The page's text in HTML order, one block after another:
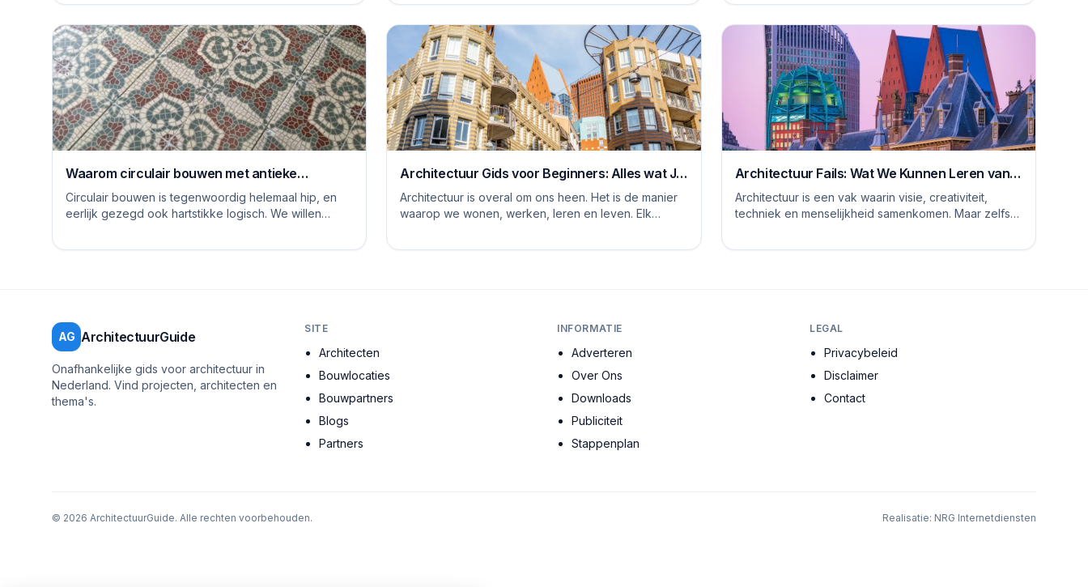
Waarom circulair bouwen met antieke
vloertegels een goed idee is
Circulair bouwen is tegenwoordig helemaal hip, en
eerlijk gezegd ook hartstikke logisch. We willen
Architectuur Gids voor Beginners: Alles wat Je
Moet Weten
Architectuur is overal om ons heen. Het is de manier
waarop we wonen, werken, leren en leven. Elk
Architectuur Fails: Wat We Kunnen Leren van
Rare Ontwerpen
Architectuur is een vak waarin visie, creativiteit,
techniek en menselijkheid samenkomen. Maar zelfs
AG ArchitectuurGuide
Onafhankelijke gids voor architectuur in
Nederland. Vind projecten, architecten en
thema's.
SITE
Architecten
Bouwlocaties
Bouwpartners
Blogs
Partners
INFORMATIE
Adverteren
Over Ons
Downloads
Publiciteit
Stappenplan
LEGAL
Privacybeleid
Disclaimer
Contact
© 2026 ArchitectuurGuide. Alle rechten voorbehouden. Realisatie: NRG Internetdiensten